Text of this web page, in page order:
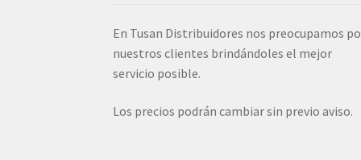
En Tusan Distribuidores nos preocupamos
nuestros clientes brindándoles el mejor
servicio posible.
Los precios podrán cambiar sin previo aviso.